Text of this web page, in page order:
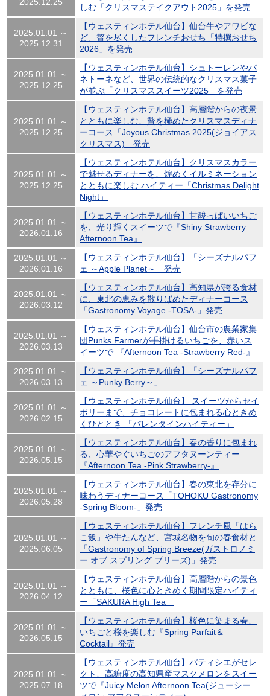
しむ「クリスマステイクアウト2025」を発売
2025.01.01 ～
2025.12.31
【ウェスティンホテル仙台】仙台牛やアワビな
ど、贅を尽くしたフレンチおせち「特撰おせち
2026」を発売
2025.01.01 ～
2025.12.25
【ウェスティンホテル仙台】シュトーレンやパ
ネトーネなど、世界の伝統的なクリスマス菓子
が並ぶ「クリスマススイーツ2025」を発売
2025.01.01 ～
2025.12.25
【ウェスティンホテル仙台】高層階からの夜景
とともに楽しむ、贅を極めたクリスマスディナ
ーコース「Joyous Christmas 2025(ジョイアス
クリスマス)」発売
2025.01.01 ～
2025.12.25
【ウェスティンホテル仙台】クリスマスカラー
で魅せるディナーを、煌めくイルミネーション
とともに楽しむ ハイティー「Christmas Delight
Night」
2025.01.01 ～
2026.01.16
【ウェスティンホテル仙台】甘酸っぱいいちご
を、光り輝くスイーツで『Shiny Strawberry
Afternoon Tea』
2025.01.01 ～
2026.01.16
【ウェスティンホテル仙台】「シーズナルパフ
ェ ～Apple Planet～」発売
2025.01.01 ～
2026.03.12
【ウェスティンホテル仙台】高知県が誇る食材
に、東北の恵みを散りばめたディナーコース
「Gastronomy Voyage -TOSA-」発売
2025.01.01 ～
2026.03.13
【ウェスティンホテル仙台】仙台市の農業家集
団Punks Farmerが手掛けるいちごを、赤いス
イーツで 『Afternoon Tea -Strawberry Red-』
2025.01.01 ～
2026.03.13
【ウェスティンホテル仙台】「シーズナルパフ
ェ ～Punky Berry～」
2025.01.01 ～
2026.02.15
【ウェスティンホテル仙台】 スイーツからセイ
ボリーまで、チョコレートに包まれる心ときめ
くひととき 「バレンタインハイティー」
2025.01.01 ～
2026.05.15
【ウェスティンホテル仙台】春の香りに包まれ
る、心華やぐいちごのアフタヌーンティー
『Afternoon Tea -Pink Strawberry-』
2025.01.01 ～
2026.05.28
【ウェスティンホテル仙台】春の東北を存分に
味わうディナーコース「TOHOKU Gastronomy
-Spring Bloom-」発売
2025.01.01 ～
2025.06.05
【ウェスティンホテル仙台】フレンチ風「はら
こ飯」や牛たんなど、宮城名物を旬の春食材と
「Gastronomy of Spring Breeze(ガストロノミ
ー オブ スプリング ブリーズ)」発売
2025.01.01 ～
2026.04.12
【ウェスティンホテル仙台】高層階からの景色
とともに、桜色に心ときめく期間限定ハイティ
ー「SAKURA High Tea」
2025.01.01 ～
2026.05.15
【ウェスティンホテル仙台】桜色に染まる春、
いちごと桜を楽しむ『Spring Parfait＆
Cocktail』発売
2025.01.01 ～
2025.07.18
【ウェスティンホテル仙台】パティシエがセレ
クト、高糖度の高知県産マスクメロンをスイー
ツで『Juicy Melon Afternoon Tea(ジューシー